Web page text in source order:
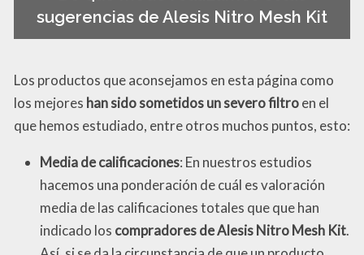
sugerencias de Alesis Nitro Mesh Kit
Los productos que aconsejamos en esta página como
los mejores han sido sometidos un severo filtroen el
que hemos estudiado, entre otros muchos puntos, esto:
Media de calificaciones: En nuestros estudios
hacemos una ponderación de cuál es valoración
media de las calificaciones totales que que han
indicado los compradores de Alesis Nitro Mesh Kit.